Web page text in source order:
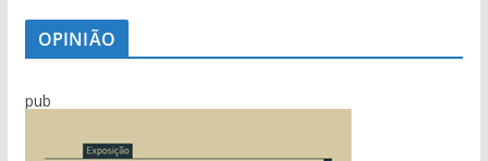
OPINIÃO
pub